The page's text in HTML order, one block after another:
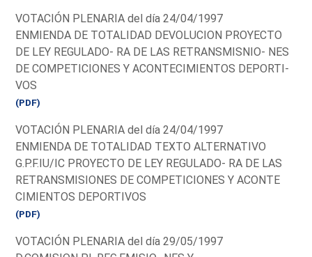
VOTACIÓN PLENARIA del día 24/04/1997
ENMIENDA DE TOTALIDAD DEVOLUCION PROYECTO
DE LEY REGULADO- RA DE LAS RETRANSMISNIO- NES
DE COMPETICIONES Y ACONTECIMIENTOS DEPORTI-
VOS
(PDF)
VOTACIÓN PLENARIA del día 24/04/1997
ENMIENDA DE TOTALIDAD TEXTO ALTERNATIVO
G.P.F.IU/IC PROYECTO DE LEY REGULADO- RA DE LAS
RETRANSMISIONES DE COMPETICIONES Y ACONTE
CIMIENTOS DEPORTIVOS
(PDF)
VOTACIÓN PLENARIA del día 29/05/1997